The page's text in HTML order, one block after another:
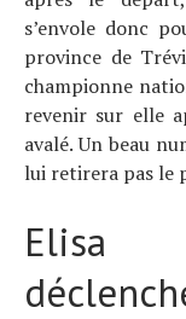
s’envole donc
province de
championne
revenir sur elle
avalé. Un beau
lui retirera pas le
Elisa